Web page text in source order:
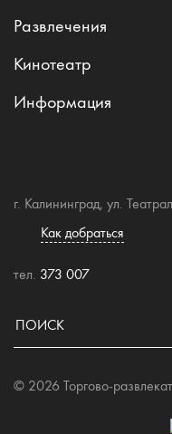
Развлечения
Кинотеатр
Информация
г. Калининград, ул.
Как добраться
тел. 373 007
© 2026 Торгово-